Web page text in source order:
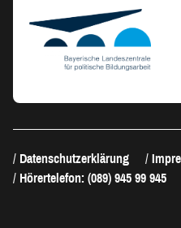
Datenschutzerklärung
Hörertelefon: (089) 945 99 945